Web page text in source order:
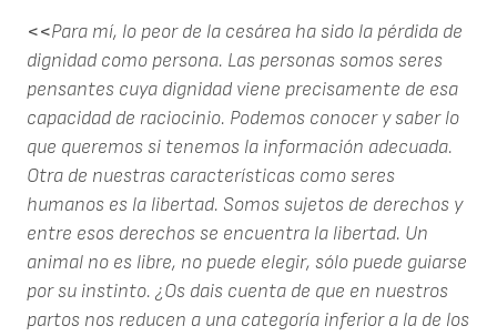
<<Para mí, lo peor de la cesárea ha sido la pérdida de
dignidad como persona. Las personas somos seres
pensantes cuya dignidad viene precisamente de esa
capacidad de raciocinio. Podemos conocer y saber lo
que queremos si tenemos la información adecuada.
Otra de nuestras características como seres
humanos es la libertad. Somos sujetos de derechos y
entre esos derechos se encuentra la libertad. Un
animal no es libre, no puede elegir, sólo puede guiarse
por su instinto. ¿Os dais cuenta de que en nuestros
partos nos reducen a una categoría inferior a la de los